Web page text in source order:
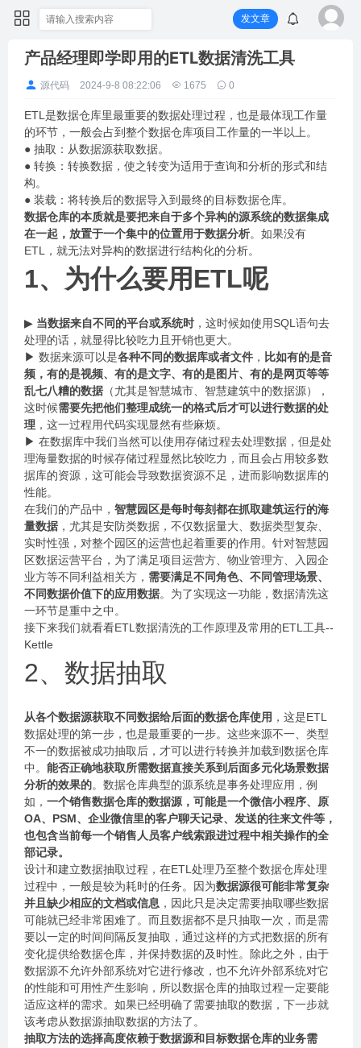
发文章
产品经理即学即用的ETL数据清洗工具
源代码 2024-9-8 08:22:06 1675 0
ETL是数据仓库里最重要的数据处理过程，也是最体现工作量
的环节，一般会占到整个数据仓库项目工作量的一半以上。
● 抽取：从数据源获取数据。
● 转换：转换数据，使之转变为适用于查询和分析的形式和结
构。
● 装载：将转换后的数据导入到最终的目标数据仓库。
数据仓库的本质就是要把来自于多个异构的源系统的数据集成
在一起，放置于一个集中的位置用于数据分析。如果没有
ETL，就无法对异构的数据进行结构化的分析。
1、为什么要用ETL呢
▶ 当数据来自不同的平台或系统时 ，这时候如使用SQL语句去
处理的话，就显得比较吃力且开销也更大。
▶ 数据来源可以是各种不同的数据库或者文件 ， 比如有的是音
频，有的是视频、有的是文字、有的是图片、有的是网页等等
乱七八糟的数据 （尤其是智慧城市、智慧建筑中的数据源），
这时候需要先把他们整理成统一的格式后才可以进行数据的处
理 ，这一过程用代码实现显然有些麻烦。
▶ 在数据库中我们当然可以使用存储过程去处理数据，但是处
理海量数据的时候存储过程显然比较吃力，而且会占用较多数
据库的资源，这可能会导致数据资源不足，进而影响数据库的
性能。
在我们的产品中， 智慧园区是每时每刻都在抓取建筑运行的海
量数据 ，尤其是安防类数据，不仅数据量大、数据类型复杂、
实时性强，对整个园区的运营也起着重要的作用。针对智慧园
区数据运营平台，为了满足项目运营方、物业管理方、入园企
业方等不同利益相关方， 需要满足不同角色、不同管理场景、
不同数据价值下的应用数据。为了实现这一功能，数据清洗这
一环节是重中之中。
接下来我们就看看ETL数据清洗的工作原理及常用的ETL工具--
Kettle
2、数据抽取
从各个数据源获取不同数据给后面的数据仓库使用 ，这是ETL
数据处理的第一步，也是最重要的一步。这些来源不一、类型
不一的数据被成功抽取后，才可以进行转换并加载到数据仓库
中。 能否正确地获取所需数据直接关系到后面多元化场景数据
分析的效果的。数据仓库典型的源系统是事务处理应用，例
如， 一个销售数据仓库的数据源，可能是一个微信小程序、原
OA、PSM、企业微信里的客户聊天记录、发送的往来文件等，
也包含当前每一个销售人员客户线索跟进过程中相关操作的全
部记录。
设计和建立数据抽取过程，在ETL处理乃至整个数据仓库处理
过程中，一般是较为耗时的任务。因为数据源很可能非常复杂
并且缺少相应的文档或信息 ，因此只是决定需要抽取哪些数据
可能就已经非常困难了。而且数据都不是只抽取一次，而是需
要以一定的时间间隔反复抽取，通过这样的方式把数据的所有
变化提供给数据仓库，并保持数据的及时性。除此之外，由于
数据源不允许外部系统对它进行修改，也不允许外部系统对它
的性能和可用性产生影响，所以数据仓库的抽取过程一定要能
适应这样的需求。如果已经明确了需要抽取的数据，下一步就
该考虑从数据源抽取数据的方法了。
抽取方法的选择高度依赖于数据源和目标数据仓库的业务需